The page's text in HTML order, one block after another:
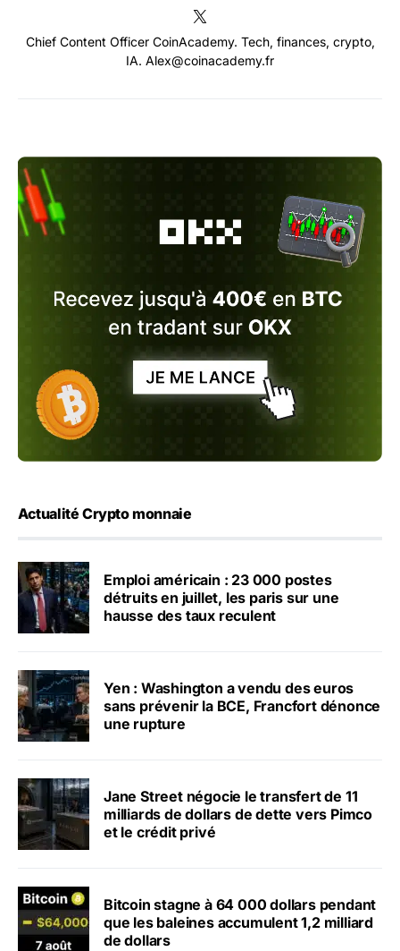
Chief Content Officer CoinAcademy. Tech, finances, crypto,
IA. Alex@coinacademy.fr
Actualité Crypto monnaie
Emploi américain : 23 000 postes
détruits en juillet, les paris sur une
hausse des taux reculent
Yen : Washington a vendu des euros
sans prévenir la BCE, Francfort dénonce
une rupture
Jane Street négocie le transfert de 11
milliards de dollars de dette vers Pimco
et le crédit privé
Bitcoin stagne à 64 000 dollars pendant
que les baleines accumulent 1,2 milliard
de dollars